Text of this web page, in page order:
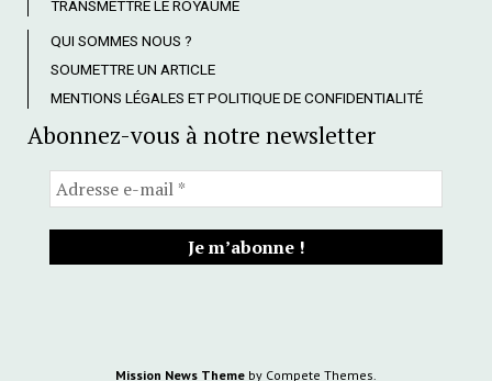
TRANSMETTRE LE ROYAUME
QUI SOMMES NOUS ?
SOUMETTRE UN ARTICLE
MENTIONS LÉGALES ET POLITIQUE DE CONFIDENTIALITÉ
Abonnez-vous à notre newsletter
Mission News Theme by Compete Themes.